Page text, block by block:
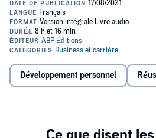
psychologie.
Malgré sa réussite, Dan, étudiant et
par le sentiment que quelque chose
vie, il souffre de cauchemars. Une nuit,
dirige vers une station-service et y
rêve. À partir de ce moment-là, sa vie
vieux sorcier excentrique, Dan triomphe
de ses illusions pour vivre comme un
Lors de l'écoute de ce livre audio vous
Développement personnel